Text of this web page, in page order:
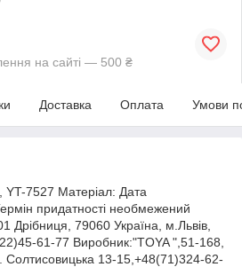
на сайті — 500 ₴
Доставка Оплата Умови
7527 Матеріал: Дата
придатності необмежений
Дрібниця, 79060 Україна, м.Львів,
61-77 Виробник:"TOYA ",51-168,
13-15,+48(71)324-62-